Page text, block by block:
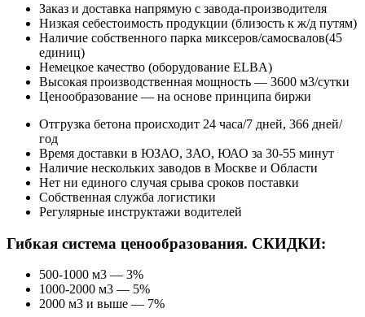
Заказ и доставка напрямую с завода-производителя
Низкая себестоимость продукции (близость к ж/д путям)
Наличие собственного парка миксеров/самосвалов(45
единиц)
Немецкое качество (оборудование ELBA)
Высокая производственная мощность — 3600 м3/сутки
Ценообразование — на основе принципа биржи
Отгрузка бетона происходит 24 часа/7 дней, 366 дней/
год
Время доставки в ЮЗАО, ЗАО, ЮАО за 30-55 минут
Наличие нескольких заводов в Москве и Области
Нет ни единого случая срыва сроков поставки
Собственная служба логистики
Регулярные инструктажи водителей
Гибкая система ценообразования. СКИДКИ:
500-1000 м3 — 3%
1000-2000 м3 — 5%
2000 м3 и выше — 7%